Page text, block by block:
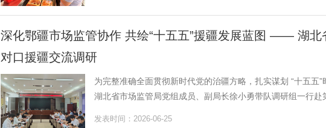
深化鄂疆市场监管协作 共绘“十五五”援疆发展蓝图 —— 湖北
对口援疆交流调研
为完整准确全面贯彻新时代党的治疆方略，扎实谋划 “十五五
湖北省市场监管局党组成员、副局长徐小勇带队调研组一行赴
发表时间：2026-06-25